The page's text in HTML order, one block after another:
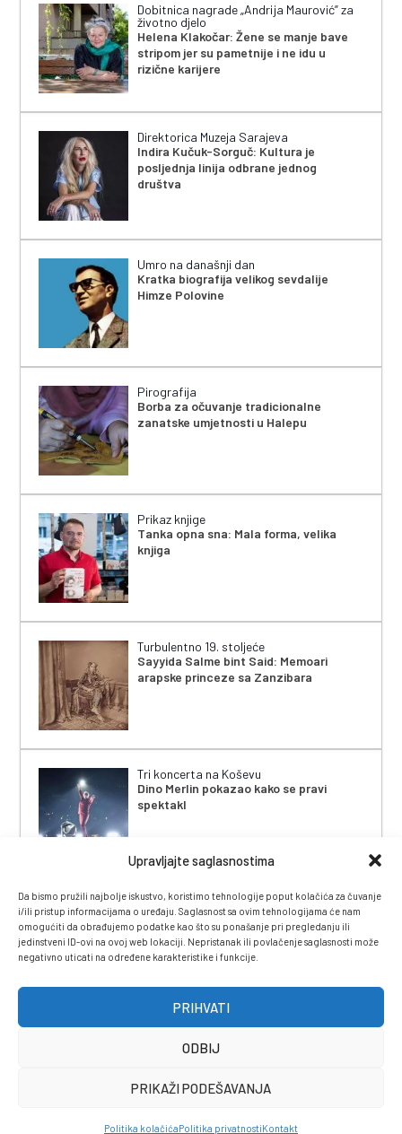
Upravljajte saglasnostima
Da bismo pružili najbolje iskustvo, koristimo tehnologije poput kolačića za čuvanje
i/ili pristup informacijama o uređaju. Saglasnost sa ovim tehnologijama će nam
omogućiti da obrađujemo podatke kao što su ponašanje pri pregledanju ili
jedinstveni ID-ovi na ovoj web lokaciji. Nepristanak ili povlačenje saglasnosti može
negativno uticati na određene karakteristike i funkcije.
PRIHVATI
ODBIJ
PRIKAŽI PODEŠAVANJA
Politika kolačićaPolitika privatnostiKontakt
Dobitnica nagrade „Andrija Maurović” za
životno djelo
Helena Klakočar: Žene se manje bave
stripom jer su pametnije i ne idu u
rizične karijere
Direktorica Muzeja Sarajeva
Indira Kučuk-Sorguč: Kultura je
posljednja linija odbrane jednog
društva
Umro na današnji dan
Kratka biografija velikog sevdalije
Himze Polovine
Pirografija
Borba za očuvanje tradicionalne
zanatske umjetnosti u Halepu
Prikaz knjige
Tanka opna sna: Mala forma, velika
knjiga
Turbulentno 19. stoljeće
Sayyida Salme bint Said: Memoari
arapske princeze sa Zanzibara
Tri koncerta na Koševu
Dino Merlin pokazao kako se pravi
spektakl